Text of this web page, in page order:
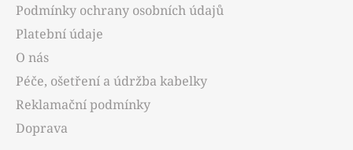
Podmínky ochrany osobních údajů
Platební údaje
O nás
Péče, ošetření a údržba kabelky
Reklamační podmínky
Doprava